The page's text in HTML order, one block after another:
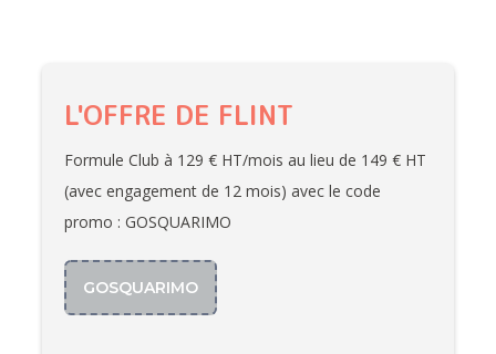
L'OFFRE DE FLINT
Formule Club à 129 € HT/mois au lieu de 149 € HT
(avec engagement de 12 mois) avec le code
promo : GOSQUARIMO
GOSQUARIMO